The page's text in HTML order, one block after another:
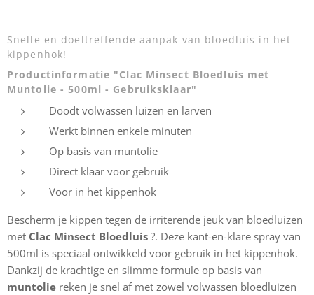
Snelle en doeltreffende aanpak van bloedluis in het
kippenhok!
Productinformatie "Clac Minsect Bloedluis met
Muntolie - 500ml - Gebruiksklaar"
Doodt volwassen luizen en larven
Werkt binnen enkele minuten
Op basis van muntolie
Direct klaar voor gebruik
Voor in het kippenhok
Bescherm je kippen tegen de irriterende jeuk van bloedluizen
met Clac Minsect Bloedluis ?. Deze kant-en-klare spray van
500ml is speciaal ontwikkeld voor gebruik in het kippenhok.
Dankzij de krachtige en slimme formule op basis van
muntolie reken je snel af met zowel volwassen bloedluizen